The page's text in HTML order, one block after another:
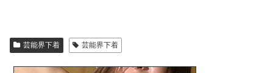
芸能界下着 芸能界下着